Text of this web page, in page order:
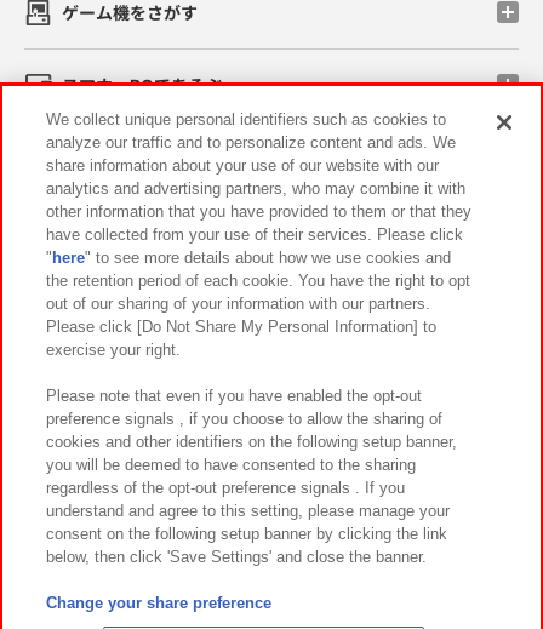
ゲーム機をさがす
スマホ・PCであそぶ
イベント・キャンペーン
関連会社 サステナビリティ サイトポリシー
プライバシーポリシー ウェブアクセシビリティ方針と検証結果
お取引先さまとともに
カスタマーハラスメント対応方針 よくあるご質問・お問い合わせ
©Bandai Namco Amusement Inc.
©Bandai Namco Amusement Lab Inc.
We collect unique personal identifiers such as cookies to
analyze our traffic and to personalize content and ads. We
share information about your use of our website with our
analytics and advertising partners, who may combine it with
other information that you have provided to them or that they
have collected from your use of their services. Please click
" here" to see more details about how we use cookies and
the retention period of each cookie. You have the right to opt
out of our sharing of your information with our partners.
Please click [Do Not Share My Personal Information] to
exercise your right.
Please note that even if you have enabled the opt-out
preference signals , if you choose to allow the sharing of
cookies and other identifiers on the following setup banner,
you will be deemed to have consented to the sharing
regardless of the opt-out preference signals . If you
understand and agree to this setting, please manage your
consent on the following setup banner by clicking the link
below, then click 'Save Settings' and close the banner.
Change your share preference